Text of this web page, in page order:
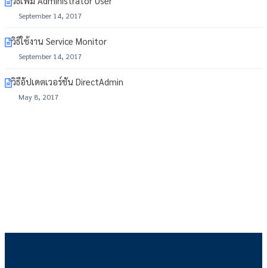
September 14, 2017
วิธีใช้งาน Service Monitor
September 14, 2017
วิธีอัปเดตเวอร์ชัน DirectAdmin
May 8, 2017